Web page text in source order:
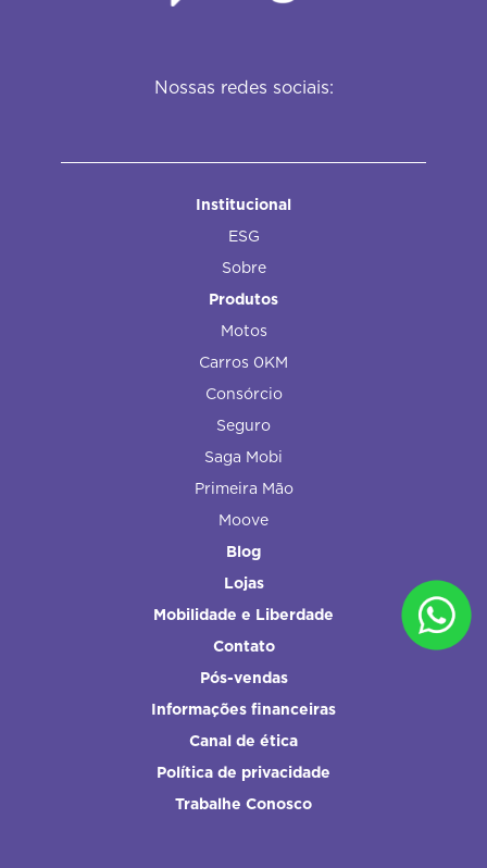
Nossas redes sociais:
Institucional
ESG
Sobre
Produtos
Motos
Carros 0KM
Consórcio
Seguro
Saga Mobi
Primeira Mão
Moove
Blog
Lojas
Mobilidade e Liberdade
Contato
Pós-vendas
Informações financeiras
Canal de ética
Política de privacidade
Trabalhe Conosco